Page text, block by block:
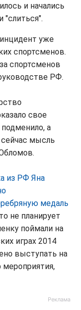
и начались
уже
спортсменов.
спортсменов
РФ.
свое
а
мысль
из РФ Яна
медаль
не планирует
поймали на
играх 2014
выступать на